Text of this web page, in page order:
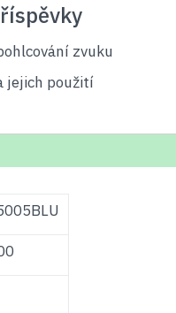
zvuku
jejich použití